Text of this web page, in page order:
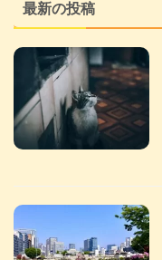
最新の投稿